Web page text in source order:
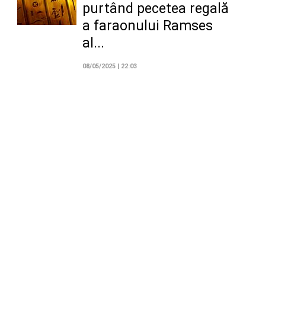
purtând pecetea regală
a faraonului Ramses
al...
08/05/2025 | 22:03